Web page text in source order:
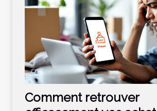
Comment retrouver